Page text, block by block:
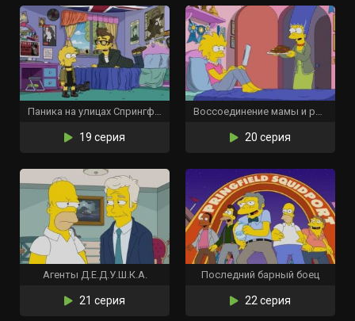
Паника на улицах Спрингфилда
19 серия
Воссоединение мамы и ребенка
20 серия
Агенты Д.Е.Д.У.Ш.К.А.
21 серия
Последний барный боец
22 серия